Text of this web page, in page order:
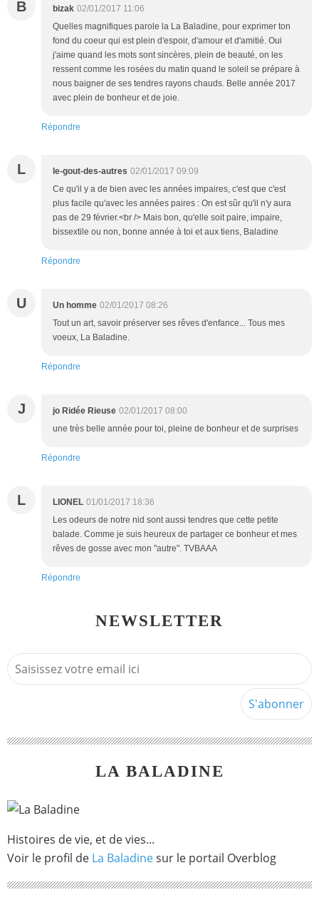
B bizak 02/01/2017 11:06
Quelles magnifiques parole la La Baladine, pour exprimer ton
fond du coeur qui est plein d'espoir, d'amour et d'amitié. Oui
j'aime quand les mots sont sincères, plein de beauté, on les
ressent comme les rosées du matin quand le soleil se prépare à
nous baigner de ses tendres rayons chauds. Belle année 2017
avec plein de bonheur et de joie.
Répondre
L le-gout-des-autres 02/01/2017 09:09
Ce qu'il y a de bien avec les années impaires, c'est que c'est
plus facile qu'avec les années paires : On est sûr qu'il n'y aura
pas de 29 février.<br /> Mais bon, qu'elle soit paire, impaire,
bissextile ou non, bonne année à toi et aux tiens, Baladine
Répondre
U Un homme 02/01/2017 08:26
Tout un art, savoir préserver ses rêves d'enfance... Tous mes
voeux, La Baladine.
Répondre
J jo Ridée Rieuse 02/01/2017 08:00
une très belle année pour toi, pleine de bonheur et de surprises
Répondre
L LIONEL 01/01/2017 18:36
Les odeurs de notre nid sont aussi tendres que cette petite
balade. Comme je suis heureux de partager ce bonheur et mes
rêves de gosse avec mon "autre". TVBAAA
Répondre
NEWSLETTER
LA BALADINE
Histoires de vie, et de vies...
Voir le profil de La Baladinesur le portail Overblog